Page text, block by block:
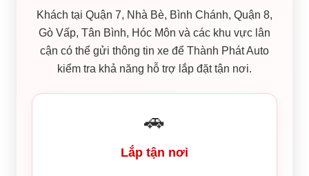
Khách tại Quận 7, Nhà Bè, Bình Chánh, Quận 8,
Gò Vấp, Tân Bình, Hóc Môn và các khu vực lân
cận có thể gửi thông tin xe để Thành Phát Auto
kiểm tra khả năng hỗ trợ lắp đặt tận nơi.
🚗
Lắp tận nơi